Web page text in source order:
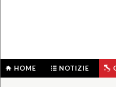
HOME NOTIZIE